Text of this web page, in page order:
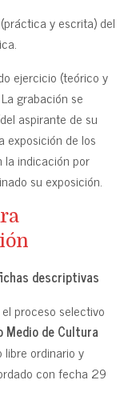
y escrita) del
ejercicio (teórico y
grabación se
aspirante de su
exposición de los
indicación por
su exposición.
descriptivas
proceso selectivo
Medio de Cultura
libre ordinario y
con fecha 29